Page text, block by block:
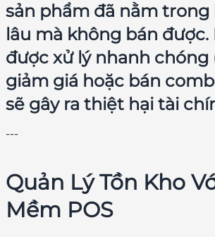
sản phẩm đã nằm trong
lâu mà không bán
được xử lý nhanh chóng
giảm giá hoặc bán
sẽ gây ra thiệt hại tài
---
Quản Lý Tồn Kho
Mềm POS